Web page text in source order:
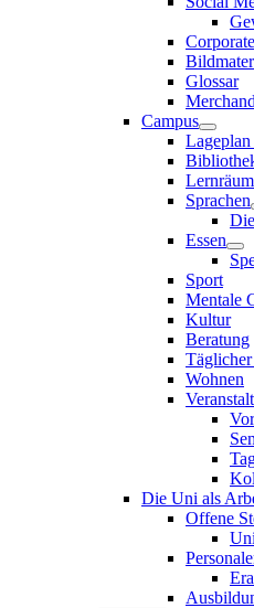
Glossar
Campus
Sprachen
Essen
Sport
Mentale
Kultur
Beratung
Wohnen
Die Uni als
Offene